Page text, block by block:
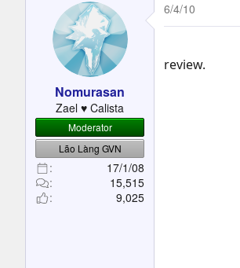
r
t
e
r
y
g
ử
Nomurasan
Zael ♥ Calista
Moderator
Lão Làng GVN
17/1/08
15,515
9,025
6/4/10
review.